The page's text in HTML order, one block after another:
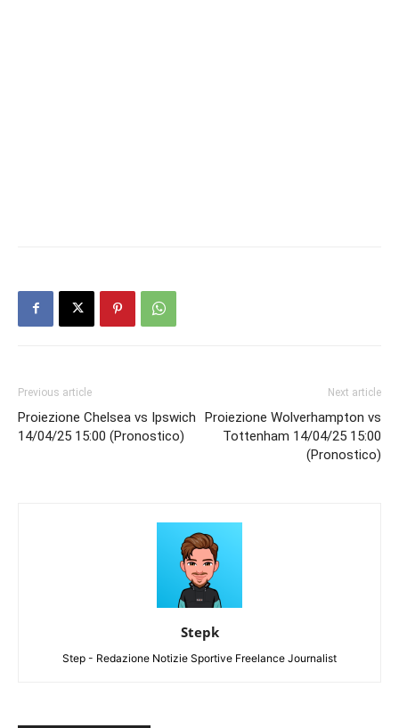
Previous article
Proiezione Chelsea vs Ipswich
14/04/25 15:00 (Pronostico)
Next article
Proiezione Wolverhampton vs
Tottenham 14/04/25 15:00
(Pronostico)
Stepk
Step - Redazione Notizie Sportive Freelance Journalist